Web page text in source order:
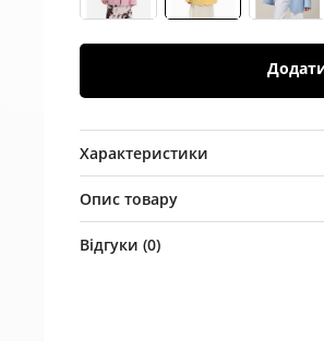
Характеристики
Опис товару
Відгуки (0)